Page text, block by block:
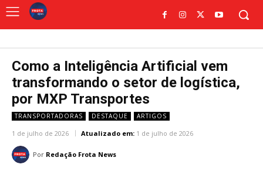
Como a Inteligência Artificial vem
transformando o setor de logística,
por MXP Transportes
TRANSPORTADORAS DESTAQUE ARTIGOS
1 de julho de 2026 Atualizado em: 1 de julho de 2026
Por Redação Frota News